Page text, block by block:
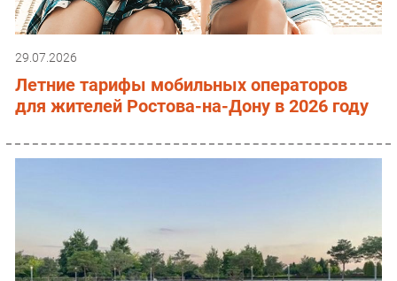
29.07.2026
Летние тарифы мобильных операторов
для жителей Ростова-на-Дону в 2026 году